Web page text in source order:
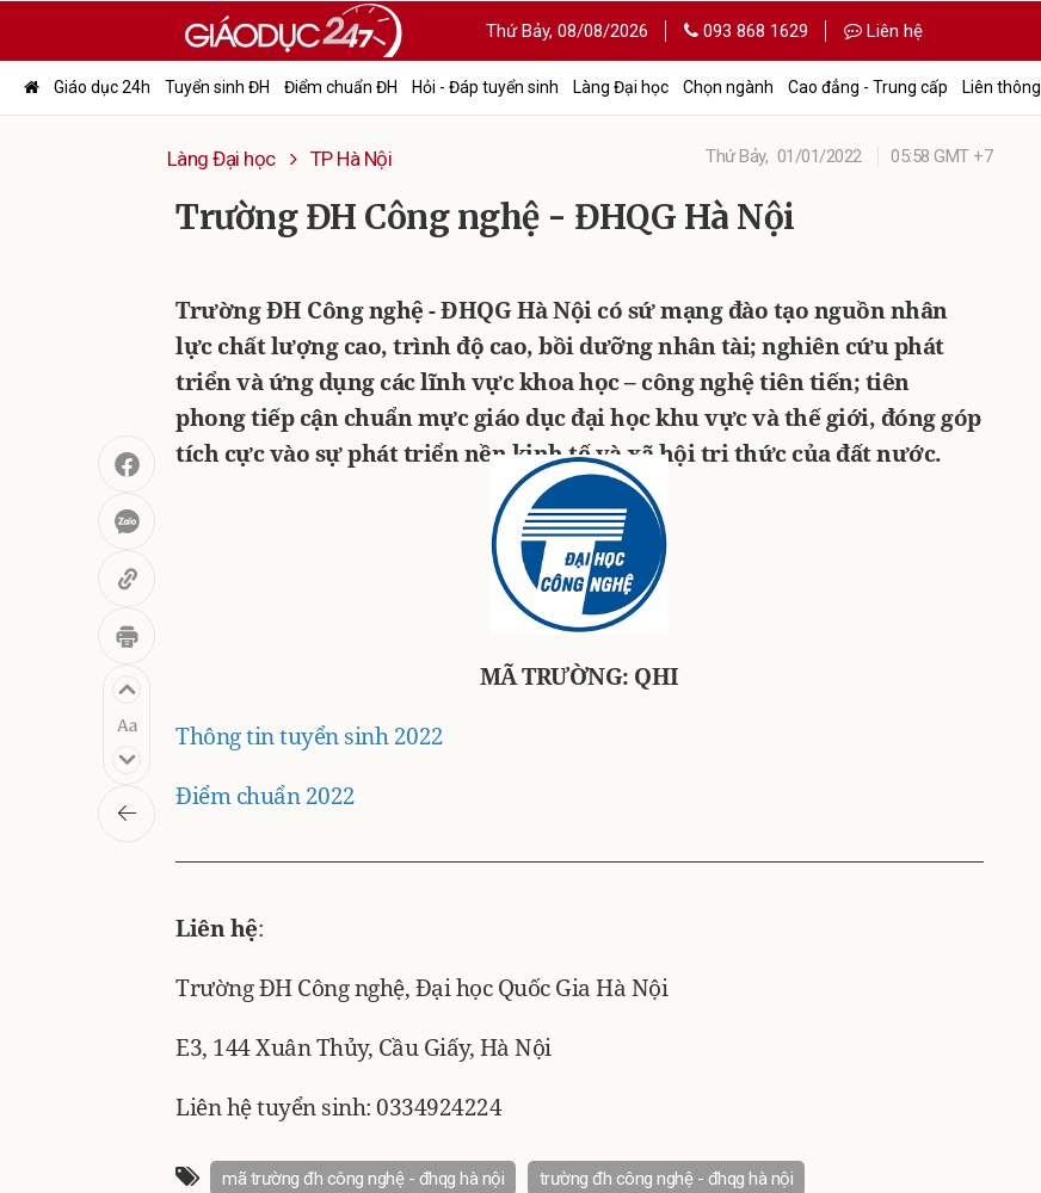
Thứ Bảy, 08/08/2026 093 868 1629 Liên hệ
Giáo dục 24h Tuyển sinh ĐH Điểm chuẩn ĐH Hỏi - Đáp tuyển sinh Làng Đại học Chọn ngành Cao đẳng - Trung cấp Liên thông
Làng Đại học TP Hà Nội Thứ Bảy, 01/01/2022 05:58 GMT +7
Trường ĐH Công nghệ - ĐHQG Hà Nội
Trường ĐH Công nghệ - ĐHQG Hà Nội có sứ mạng đào tạo nguồn nhân
lực chất lượng cao, trình độ cao, bồi dưỡng nhân tài; nghiên cứu phát
triển và ứng dụng các lĩnh vực khoa học – công nghệ tiên tiến; tiên
phong tiếp cận chuẩn mực giáo dục đại học khu vực và thế giới, đóng góp
tích cực vào sự phát triển nền kinh tế và xã hội tri thức của đất nước.
MÃ TRƯỜNG: QHI
Thông tin tuyển sinh 2022
Điểm chuẩn 2022
Liên hệ:
Trường ĐH Công nghệ, Đại học Quốc Gia Hà Nội
E3, 144 Xuân Thủy, Cầu Giấy, Hà Nội
Liên hệ tuyển sinh: 0334924224
mã trường đh công nghệ - đhqg hà nội trường đh công nghệ - đhqg hà nội